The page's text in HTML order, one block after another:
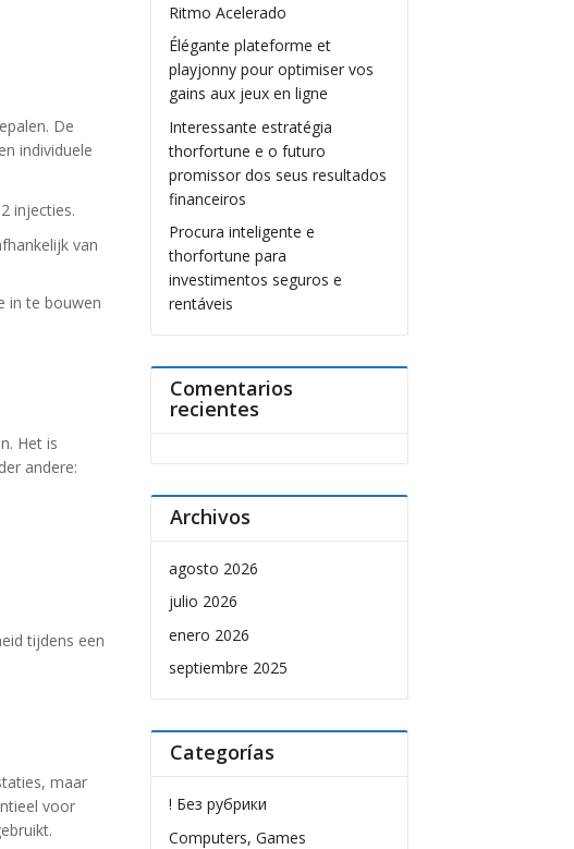
De
individuele
injecties.
van
in te bouwen
Het is
andere:
tijdens een
maar
voor
Ritmo Acelerado
Élégante plateforme et
playjonny pour optimiser vos
gains aux jeux en ligne
Interessante estratégia
thorfortune e o futuro
promissor dos seus resultados
financeiros
Procura inteligente e
thorfortune para
investimentos seguros e
rentáveis
Comentarios
recientes
Archivos
agosto 2026
julio 2026
enero 2026
septiembre 2025
Categorías
! Без рубрики
Computers, Games